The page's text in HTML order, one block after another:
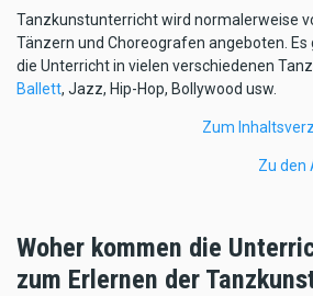
Tanzkunstunterricht wird normalerweise
Tänzern und Choreografen angeboten. Es
die Unterricht in vielen verschiedenen
Ballett, Jazz, Hip-Hop, Bollywood usw.
Zum
Zu den
Woher kommen die
zum Erlernen der